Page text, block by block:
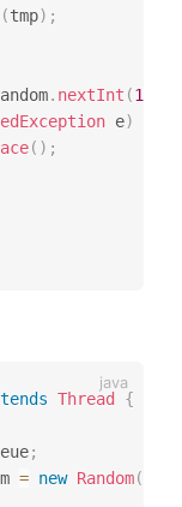
(tmp) ;
. nextInt (1000
e)
( ) ;
Thread {
;
= new Random(